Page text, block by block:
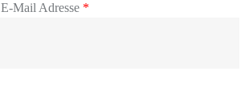
Mail Adresse *